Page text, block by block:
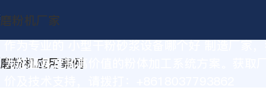
为您量身定制高价值的粉体加工系统方案。获取厂